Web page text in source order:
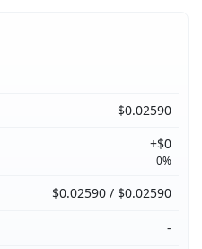
$0.02590
+$0
0%
$0.02590 / $0.02590
-